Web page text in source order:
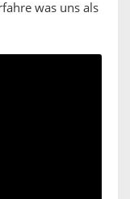
was uns als